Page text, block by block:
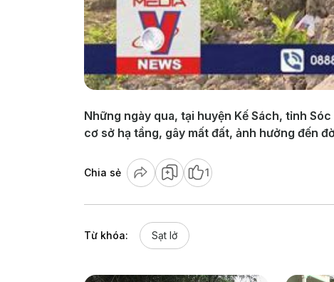
Những ngày qua, tại huyện Kế Sách, tỉnh
cơ sở hạ tầng, gây mất đất, ảnh hưởng đến
Chia sẻ 1
Từ khóa: Sạt lở